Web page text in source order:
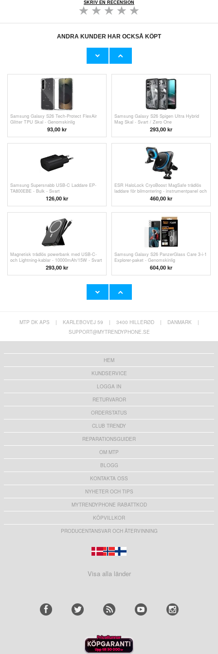
SKRIV EN RECENSION
ANDRA KUNDER HAR OCKSÅ KÖPT
iPhone 15 Pro Max MyTPhone CardMate
Samsung Galaxy S26 Tech-Protect
Samsung Galaxy S26 Tech-Protect FlexAir
Glitter TPU Skal - Genomskinlig
93,00 kr
Samsung Galaxy S26 Spigen Ultra Hybrid
Mag Skal - Svart / Zero One
293,00 kr
Samsung Supersnabb USB-C Laddare EP-
TA800EBE - Bulk - Svart
126,00 kr
ESR HaloLock CryoBoost MagSafe trådlös
laddare för bilmontering - instrumentpanel och
ventilationshuv Qi2 15W - Frostad onyx
460,00 kr
Magnetisk trådlös powerbank med USB-C-
och Lightning-kablar - 10000mAh/15W - Svart
293,00 kr
Samsung Galaxy S26 PanzerGlass Care 3-i-1
Explorer-paket - Genomskinlig
604,00 kr
Samsung Galaxy S26 - 256GB - Svart
MTP DK APS | KARLEBOVEJ 59 | 3400 HILLERØD | DANMARK
|
SUPPORT@MYTRENDYPHONE.SE
HEM
KUNDSERVICE
LOGGA IN
RETURVAROR
ORDERSTATUS
CLUB TRENDY
REPARATIONSGUIDER
OM MTP
BLOGG
KONTAKTA OSS
NYHETER OCH TIPS
MYTRENDYPHONE RABATTKOD
KÖPVILLKOR
PRODUCENTANSVAR OCH ÅTERVINNING
Visa alla länder